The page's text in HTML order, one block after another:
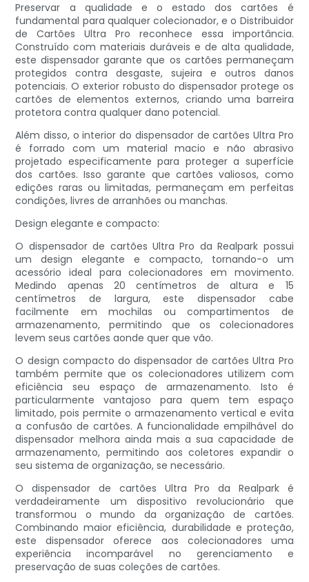
Preservar a qualidade e o estado dos cartões é
fundamental para qualquer colecionador, e o Distribuidor
de Cartões Ultra Pro reconhece essa importância.
Construído com materiais duráveis ​​e de alta qualidade,
este dispensador garante que os cartões permaneçam
protegidos contra desgaste, sujeira e outros danos
potenciais. O exterior robusto do dispensador protege os
cartões de elementos externos, criando uma barreira
protetora contra qualquer dano potencial.
Além disso, o interior do dispensador de cartões Ultra Pro
é forrado com um material macio e não abrasivo
projetado especificamente para proteger a superfície
dos cartões. Isso garante que cartões valiosos, como
edições raras ou limitadas, permaneçam em perfeitas
condições, livres de arranhões ou manchas.
Design elegante e compacto:
O dispensador de cartões Ultra Pro da Realpark possui
um design elegante e compacto, tornando-o um
acessório ideal para colecionadores em movimento.
Medindo apenas 20 centímetros de altura e 15
centímetros de largura, este dispensador cabe
facilmente em mochilas ou compartimentos de
armazenamento, permitindo que os colecionadores
levem seus cartões aonde quer que vão.
O design compacto do dispensador de cartões Ultra Pro
também permite que os colecionadores utilizem com
eficiência seu espaço de armazenamento. Isto é
particularmente vantajoso para quem tem espaço
limitado, pois permite o armazenamento vertical e evita
a confusão de cartões. A funcionalidade empilhável do
dispensador melhora ainda mais a sua capacidade de
armazenamento, permitindo aos coletores expandir o
seu sistema de organização, se necessário.
O dispensador de cartões Ultra Pro da Realpark é
verdadeiramente um dispositivo revolucionário que
transformou o mundo da organização de cartões.
Combinando maior eficiência, durabilidade e proteção,
este dispensador oferece aos colecionadores uma
experiência incomparável no gerenciamento e
preservação de suas coleções de cartões.